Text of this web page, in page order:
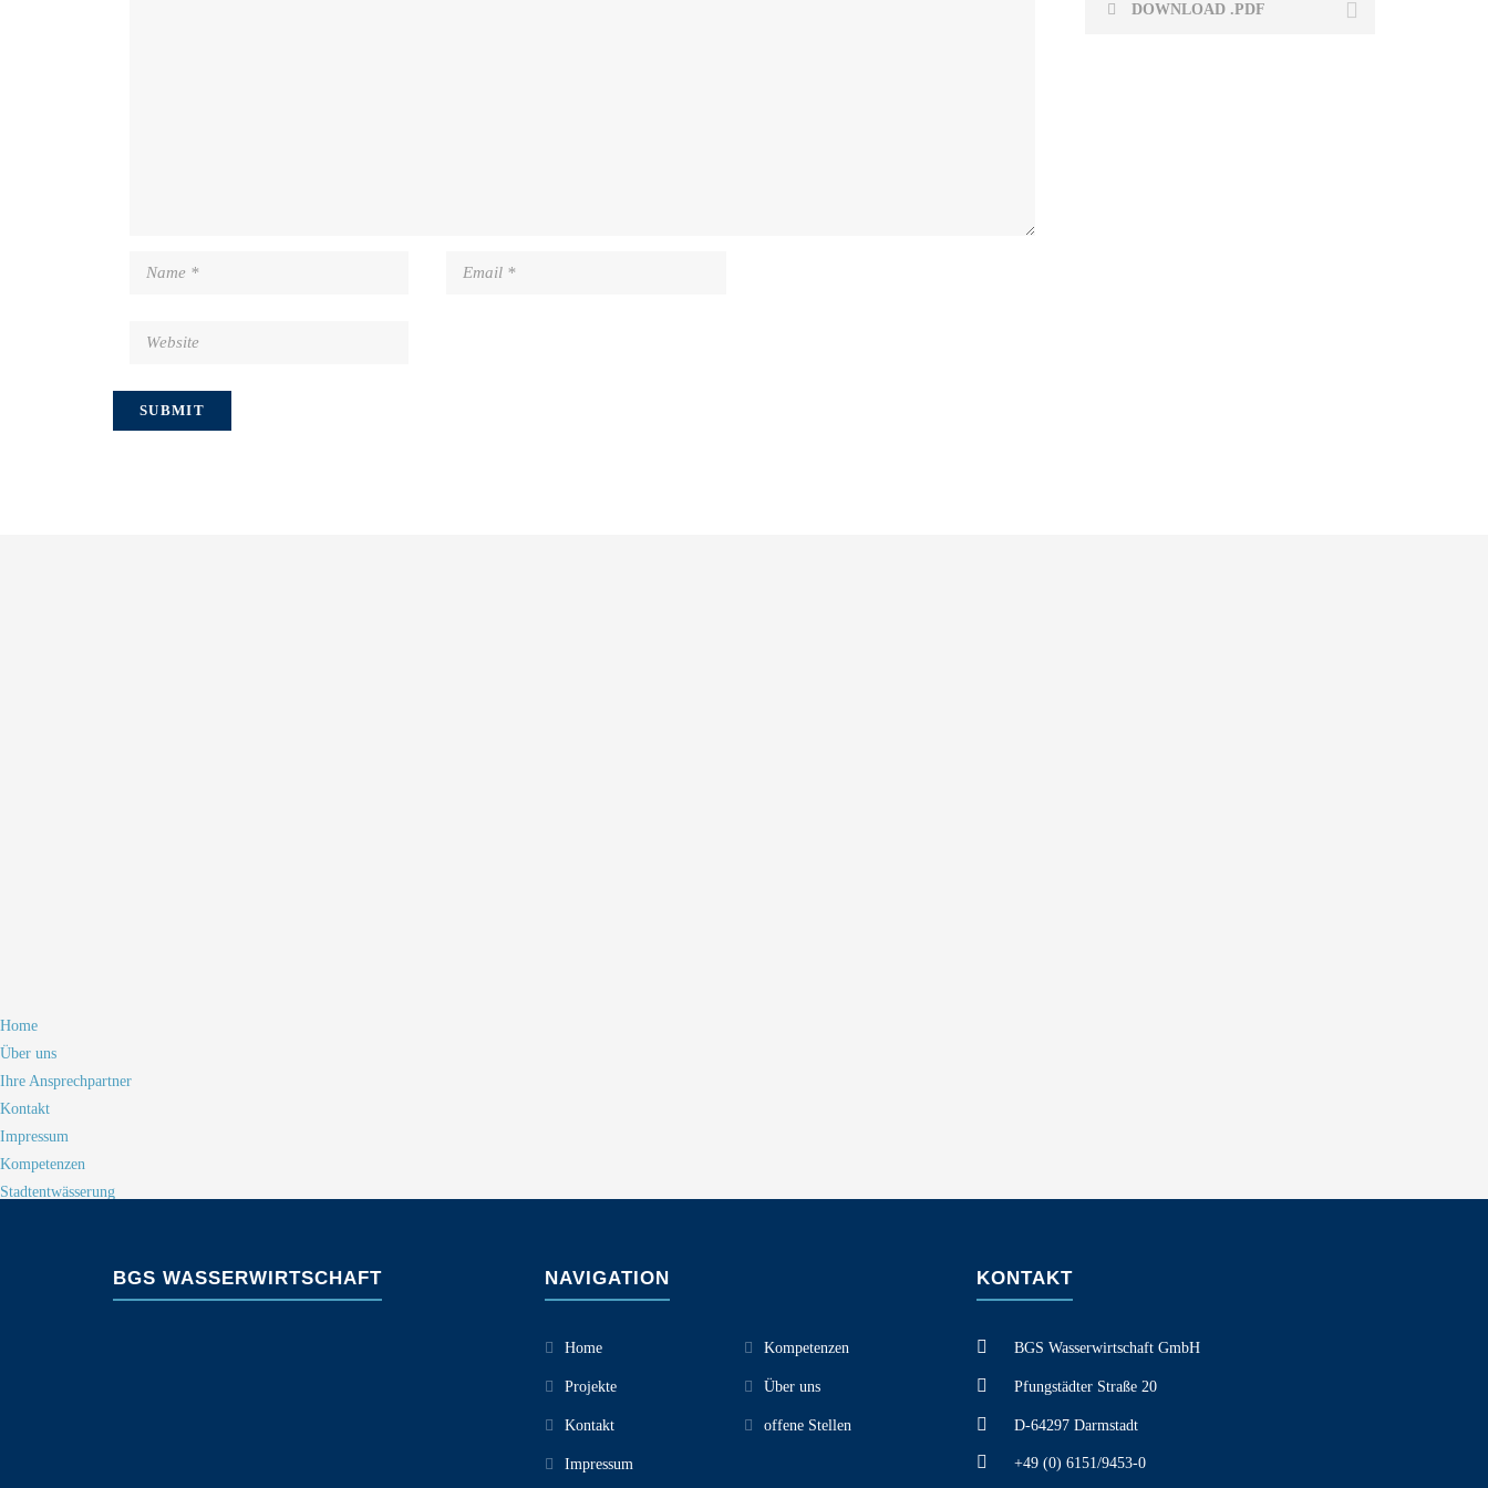
DOWNLOAD .PDF
BGS WASSERWIRTSCHAFT NAVIGATION
Home Kompetenzen
Projekte Über uns
Kontakt offene Stellen
Impressum
KONTAKT
BGS Wasserwirtschaft GmbH
Pfungstädter Straße 20
D-64297 Darmstadt
+49 (0) 6151/9453-0
Home
Über uns
Ihre Ansprechpartner
Kontakt
Impressum
Kompetenzen
Stadtentwässerung
Gewässerentwicklung